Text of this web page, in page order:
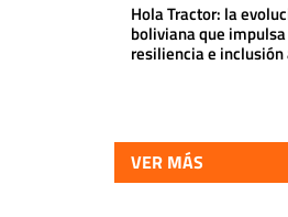
Hola Tractor: la
boliviana que
resiliencia e
VER MÁS